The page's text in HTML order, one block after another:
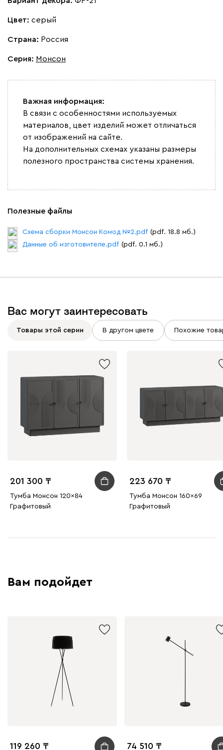
Цвет: серый
Страна: Россия
Серия: Монсон
Важная информация:
В связи с особенностями используемых
материалов, цвет изделий может отличаться
от изображений на сайте.
На дополнительных схемах указаны размеры
полезного пространства системы хранения.
Полезные файлы
Схема сборки Монсон Комод №2.pdf (pdf. 18.8 мб.)
Данные об изготовителе.pdf (pdf. 0.1 мб.)
Вас могут заинтересовать
Товары этой серии В другом цвете Похожие
201 300
Тумба Монсон 120x84
Графитовый
223 670
Тумба Монсон 160x69
Графитовый
Вам подойдет
119 260 74 510